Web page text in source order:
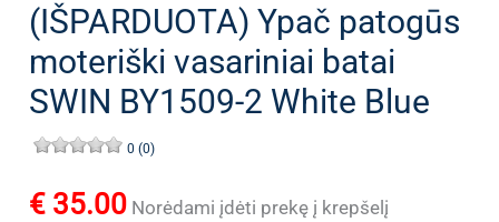
(IŠPARDUOTA) Ypač patogūs
moteriški vasariniai batai
SWIN BY1509-2 White Blue
0 (0)
€ 35.00 Norėdami įdėti prekę į krepšelį